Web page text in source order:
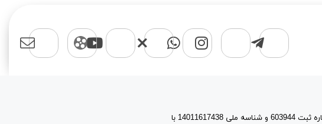
اسپرت مایکت یک برند با نام حقوقی پیشتازان آروین نیتا به شماره ثبت 603944 و شناسه ملی 14011617438 با